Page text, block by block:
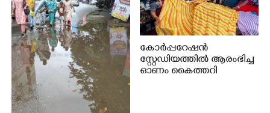
കോർപ്പറേഷൻ
സ്റ്റേഡിയത്തിൽ ആരംഭിച്ച
ഓണം കൈത്തറി